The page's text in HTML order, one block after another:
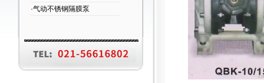
·气动不锈钢隔膜泵